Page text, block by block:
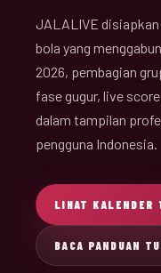
JALALIVE disiapkan
bola yang
2026, pembagian
fase gugur, live
dalam tampilan
pengguna Indonesia.
LIHAT KALENDER
BACA PANDUAN